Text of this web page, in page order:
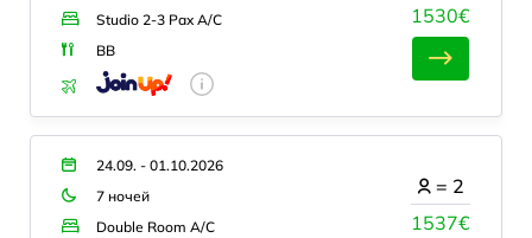
Studio 2-3 Pax A/C
BB
1530€
24.09. - 01.10.2026
7 ночей
Double Room A/C
1537€
= 2